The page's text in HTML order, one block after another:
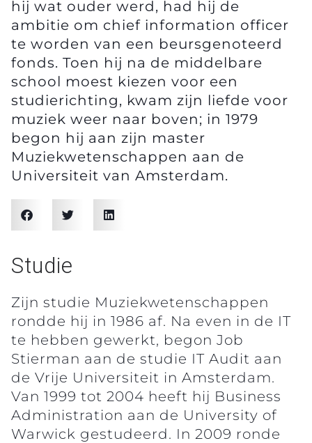
hij wat ouder werd, had hij de
ambitie om chief information officer
te worden van een beursgenoteerd
fonds. Toen hij na de middelbare
school moest kiezen voor een
studierichting, kwam zijn liefde voor
muziek weer naar boven; in 1979
begon hij aan zijn master
Muziekwetenschappen aan de
Universiteit van Amsterdam.
Studie
Zijn studie Muziekwetenschappen
rondde hij in 1986 af. Na even in de IT
te hebben gewerkt, begon Job
Stierman aan de studie IT Audit aan
de Vrije Universiteit in Amsterdam.
Van 1999 tot 2004 heeft hij Business
Administration aan de University of
Warwick gestudeerd. In 2009 ronde